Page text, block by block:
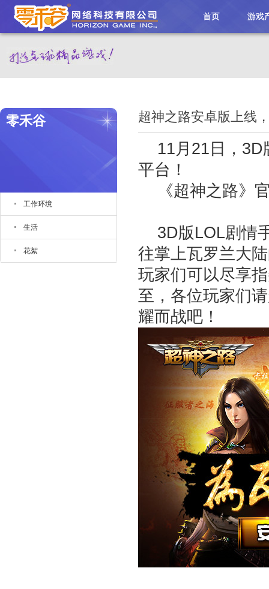
首页 游戏
零禾谷
工作环境
生活
花絮
超神之路安卓版上线
11月21日，3D
平台！
《超神之路》
3D版LOL剧情
往掌上瓦罗兰大
玩家们可以尽享
至，各位玩家们
耀而战吧！